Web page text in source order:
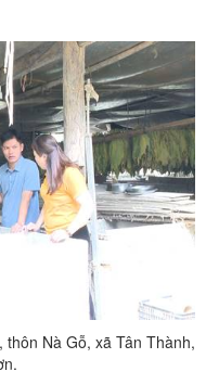
Nà Gỗ, xã Tân Thành,